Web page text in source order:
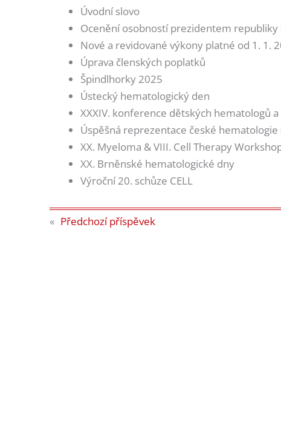
Úvodní slovo
Ocenění osobností prezidentem republiky
Nové a revidované výkony platné od 1. 1.
Úprava členských poplatků
Špindlhorky 2025
Ústecký hematologický den
XXXIV. konference dětských hematologů
Úspěšná reprezentace české
XX. Myeloma & VIII. Cell Therapy
XX. Brněnské hematologické dny
Výroční 20. schůze CELL
« Předchozí příspěvek